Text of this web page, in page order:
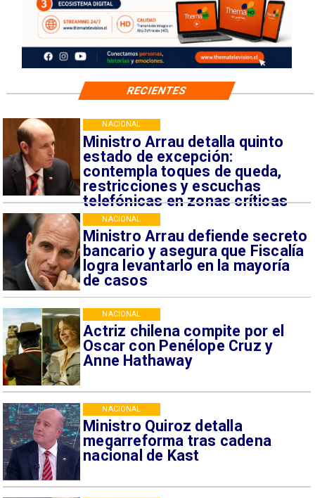
Ministro Arrau detalla quinto
estado de excepción:
contempla toques de queda,
restricciones y escuchas
telefónicas en zonas críticas
NACIONAL
Ministro Arrau defiende secreto
bancario y asegura que Fiscalía
logra levantarlo en la mayoría
de casos
NACIONAL
Actriz chilena compite por el
Oscar con Penélope Cruz y
Anne Hathaway
NACIONAL
Ministro Quiroz detalla
megarreforma tras cadena
nacional de Kast
NACIONAL
RECIENTES